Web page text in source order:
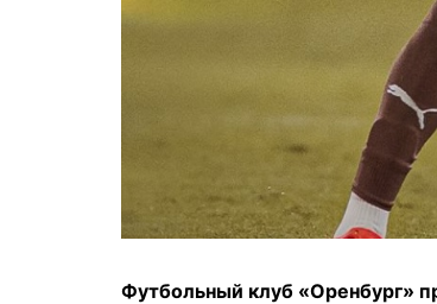
Футбольный клуб «Оренбург»